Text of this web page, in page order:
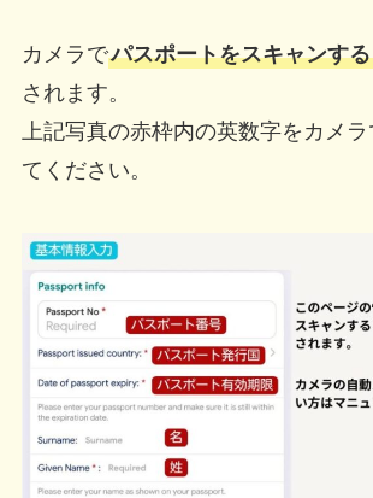
カメラでパスポートをスキャンす
されます。
上記写真の赤枠内の英数字をカメラ
てください。